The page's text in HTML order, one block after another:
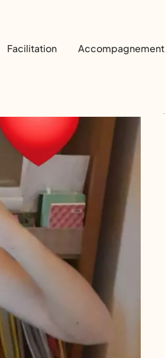
Facilitation Accompagnement